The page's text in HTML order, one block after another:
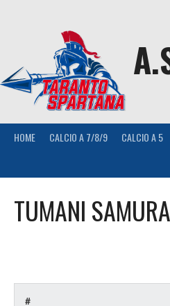
HOME CALCIO A 7/8/9 CALCIO A 5
TUMANI SAMURA
#